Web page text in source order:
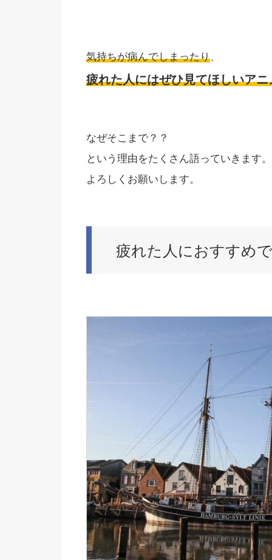
気持ちが病んでしまったり、
疲れた人にはぜひ見てほしいアニ
なぜそこまで？？
という理由をたくさん語っていきます。
よろしくお願いします。
疲れた人におすすめ